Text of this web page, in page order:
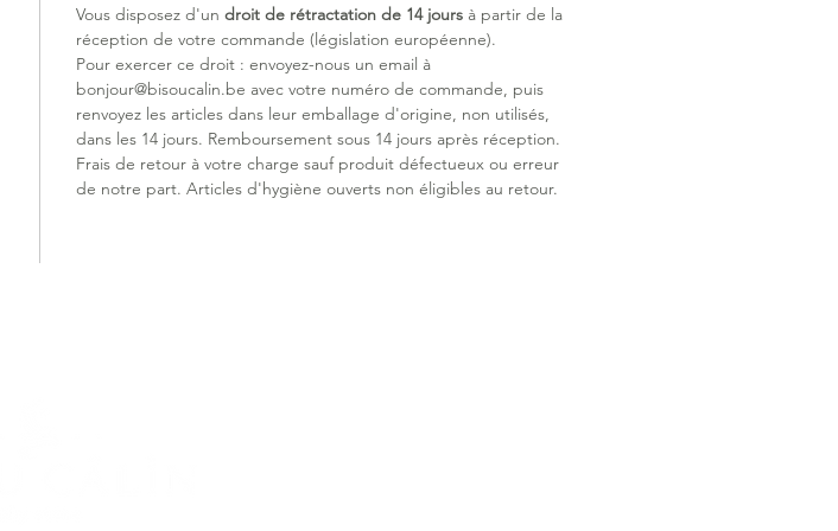
Vous disposez d'un droit de rétractation de 14 jours à partir de la
réception de votre commande (législation européenne).
Pour exercer ce droit : envoyez-nous un email à
bonjour@bisoucalin.be avec votre numéro de commande, puis
renvoyez les articles dans leur emballage d'origine, non utilisés,
dans les 14 jours. Remboursement sous 14 jours après réception.
Frais de retour à votre charge sauf produit défectueux ou erreur
de notre part. Articles d'hygiène ouverts non éligibles au retour.